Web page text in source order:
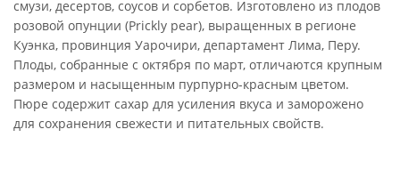
смузи, десертов, соусов и сорбетов. Изготовлено из плодов
розовой опунции (Prickly pear), выращенных в регионе
Куэнка, провинция Уарочири, департамент Лима, Перу.
Плоды, собранные с октября по март, отличаются крупным
размером и насыщенным пурпурно-красным цветом.
Пюре содержит сахар для усиления вкуса и заморожено
для сохранения свежести и питательных свойств.